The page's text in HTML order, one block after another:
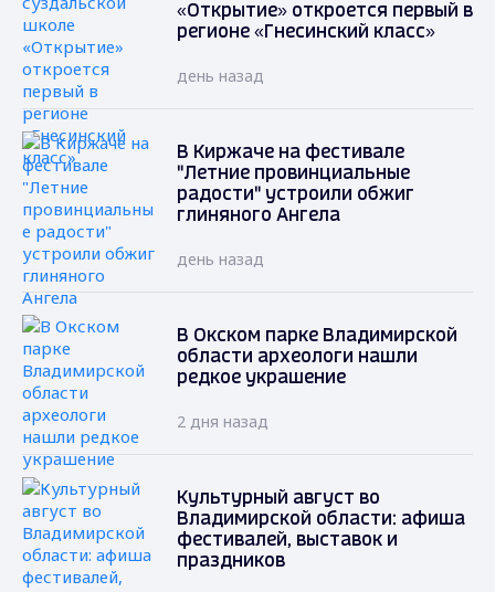
«Открытие» откроется первый в
регионе «Гнесинский класс»
день назад
В Киржаче на фестивале
"Летние провинциальные
радости" устроили обжиг
глиняного Ангела
день назад
В Окском парке Владимирской
области археологи нашли
редкое украшение
2 дня назад
Культурный август во
Владимирской области: афиша
фестивалей, выставок и
праздников